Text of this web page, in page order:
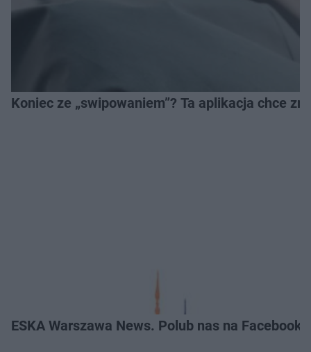
Koniec ze „swipowaniem”? Ta aplikacja chce
ESKA Warszawa News. Polub nas na